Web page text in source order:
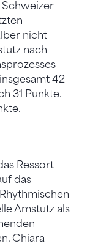
nicht
nach
42
31 Punkte.
Ressort
das
Amstutz als
Chiara